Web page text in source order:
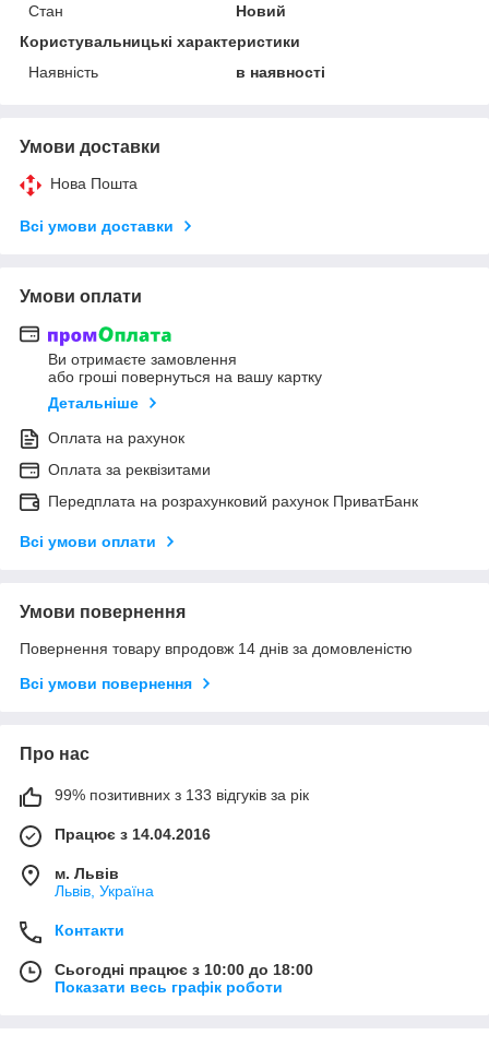
Стан
Новий
Користувальницькі характеристики
Наявність
в наявності
Умови доставки
Нова Пошта
Всі умови доставки
Умови оплати
Ви отримаєте замовлення
або гроші повернуться на вашу картку
Детальніше
Оплата на рахунок
Оплата за реквізитами
Передплата на розрахунковий рахунок ПриватБанк
Всі умови оплати
Умови повернення
Повернення товару впродовж 14 днів за домовленістю
Всі умови повернення
Про нас
99% позитивних з 133 відгуків за рік
Працює з 14.04.2016
м. Львів
Львів, Україна
Контакти
Сьогодні працює з 10:00 до 18:00
Показати весь графік роботи